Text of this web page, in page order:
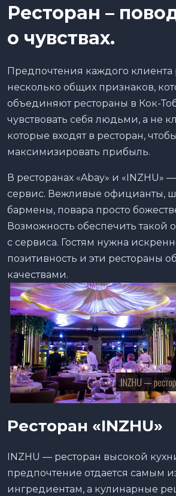
Ресторан –
о чувствах.
Предпочтения каждого клиента
несколько общих признаков,
объединяют рестораны в Кок-
чувствовать себя людьми, а не
которые входят в ресторан, чтобы
максимизировать прибыль.
В ресторанах «Abay» и «INZHU»
сервис. Вежливые официанты,
бармены, повара просто
Возможность обеспечить такой
с сервиса. Гостям нужна
позитивность и эти рестораны
качествами.
Ресторан «INZHU»
INZHU — ресторан высокой
предпочтение отдается самым
ингредиентам, а кулинарные